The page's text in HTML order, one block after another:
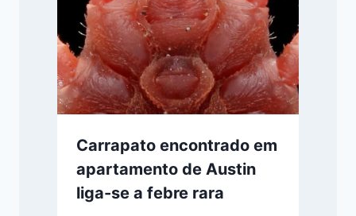
Carrapato encontrado em
apartamento de Austin
liga-se a febre rara